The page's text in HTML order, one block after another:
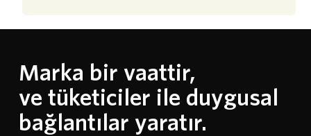
Marka bir vaattir,
ve tüketiciler ile duygusal
bağlantılar yaratır.